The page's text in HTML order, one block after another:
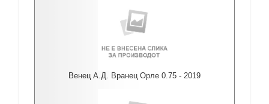
Венец А.Д. Вранец Орле 0.75 - 2019